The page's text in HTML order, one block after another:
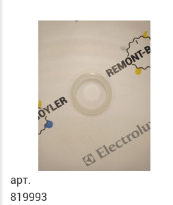
арт.
819993